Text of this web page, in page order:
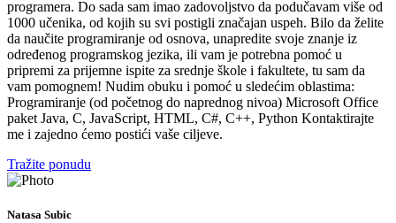
programera. Do sada sam imao zadovoljstvo da podučavam više od
1000 učenika, od kojih su svi postigli značajan uspeh. Bilo da želite
da naučite programiranje od osnova, unapredite svoje znanje iz
određenog programskog jezika, ili vam je potrebna pomoć u
pripremi za prijemne ispite za srednje škole i fakultete, tu sam da
vam pomognem! Nudim obuku i pomoć u sledećim oblastima:
Programiranje (od početnog do naprednog nivoa) Microsoft Office
paket Java, C, JavaScript, HTML, C#, C++, Python Kontaktirajte
me i zajedno ćemo postići vaše ciljeve.
Tražite ponudu
Natasa Subic